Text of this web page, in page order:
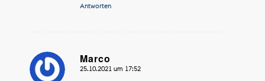
Antworten
Marco
sagte:
25.10.2021 um 17:52